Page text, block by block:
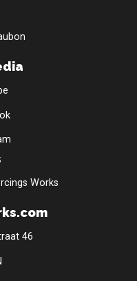
Works
46